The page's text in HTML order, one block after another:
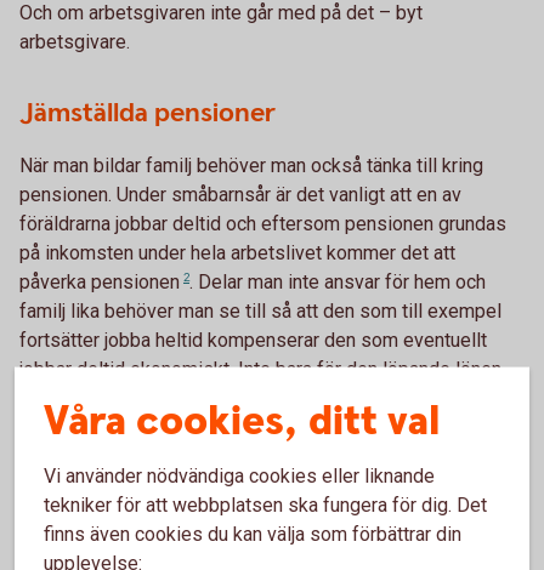
Och om arbetsgivaren inte går med på det – byt
arbetsgivare.
Jämställda pensioner
När man bildar familj behöver man också tänka till kring
pensionen. Under småbarnsår är det vanligt att en av
föräldrarna jobbar deltid och eftersom pensionen grundas
på inkomsten under hela arbetslivet kommer det att
påverka pensionen 2. Delar man inte ansvar för hem och
familj lika behöver man se till så att den som till exempel
fortsätter jobba heltid kompenserar den som eventuellt
jobbar deltid ekonomiskt. Inte bara för den löpande lönen
varje månad utan också för den lägre avsättning till pension
som sker till följd av det. Man kan till exempel föra över
På så sätt ökar man förutsättningarna för en hållbar
ekonomi genom hela livet för båda två.
Våra cookies, ditt val
Vi använder nödvändiga cookies eller liknande
tekniker för att webbplatsen ska fungera för dig. Det
finns även cookies du kan välja som förbättrar din
upplevelse: